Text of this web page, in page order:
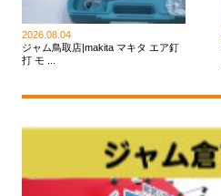
2026.08.04
ジャム鳥取店|makita マキタ エア釘
打 モ ...